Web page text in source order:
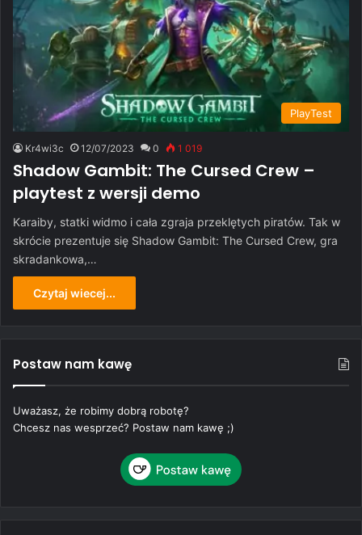
PlayTest
Kr4wi3c 12/07/2023 0 1 019
Shadow Gambit: The Cursed Crew –
playtest z wersji demo
Karaiby, statki widmo i cała zgraja przeklętych piratów. Tak w
skrócie prezentuje się Shadow Gambit: The Cursed Crew, gra
skradankowa,…
Czytaj wiecej...
Postaw nam kawę
Uważasz, że robimy dobrą robotę?
Chcesz nas wesprzeć? Postaw nam kawę ;)